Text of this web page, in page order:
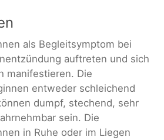
als Begleitsymptom bei
auftreten und sich
manifestieren. Die
entweder schleichend
dumpf, stechend, sehr
sein. Die
in Ruhe oder im Liegen